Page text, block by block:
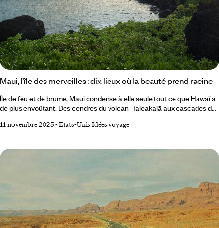
Maui, l’île des merveilles : dix lieux où la beauté prend racine
Île de feu et de brume, Maui condense à elle seule tout ce que Hawaï a
de plus envoûtant. Des cendres du volcan Haleakalā aux cascades de
théâtre vivant où la nature semble improviser sa propre symphonie.
chaque vent porte une légende. Voici les lieux à ne surtout pas
manquer pour saisir l’esprit de Maui, l’île qui fait battre le cœur de
11 novembre 2025-Etats-Unis Idées voyage